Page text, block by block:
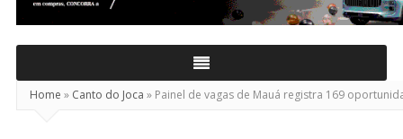
Home » Canto do Joca » Painel de vagas de Mauá registra 169